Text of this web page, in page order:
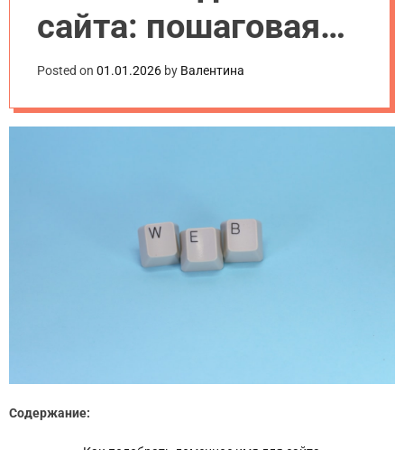
сайта: пошаговая
инструкция для
начинающих
Posted on 01.01.2026 by Валентина
Содержание: